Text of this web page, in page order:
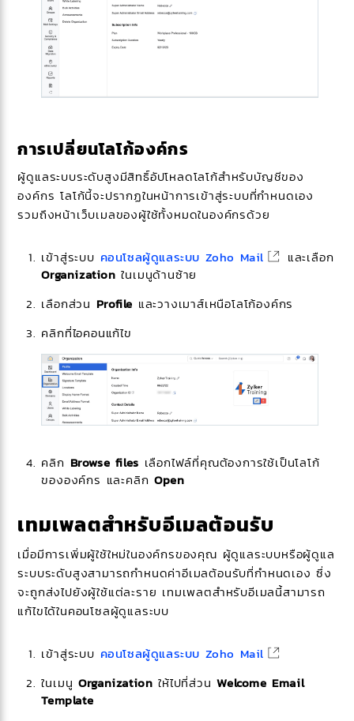
การเปลี่ยนโลโก้องค์กร
ผู้ดูแลระบบระดับสูงมีสิทธิ์อัปโหลดโลโก้สำหรับบัญชีของ
องค์กร โลโก้นี้จะปรากฏในหน้าการเข้าสู่ระบบที่กำหนดเอง
รวมถึงหน้าเว็บเมลของผู้ใช้ทั้งหมดในองค์กรด้วย
เข้าสู่ระบบ คอนโซลผู้ดูแลระบบ Zoho Mail
และเลือก
Organization ในเมนูด้านซ้าย
เลือกส่วน Profile และวางเมาส์เหนือโลโก้องค์กร
คลิกที่ไอคอนแก้ไข
คลิก Browse files เลือกไฟล์ที่คุณต้องการใช้เป็นโลโก้
ขององค์กร และคลิกOpen
เทมเพลตสำหรับอีเมลต้อนรับ
เมื่อมีการเพิ่มผู้ใช้ใหม่ในองค์กรของคุณ ผู้ดูแลระบบหรือผู้ดูแล
ระบบระดับสูงสามารถกำหนดค่าอีเมลต้อนรับที่กำหนดเอง ซึ่ง
จะถูกส่งไปยังผู้ใช้แต่ละราย เทมเพลตสำหรับอีเมลนี้สามารถ
แก้ไขได้ในคอนโซลผู้ดูแลระบบ
เข้าสู่ระบบ คอนโซลผู้ดูแลระบบ Zoho Mail
ในเมนูOrganization ให้ไปที่ส่วนWelcome Email
Template